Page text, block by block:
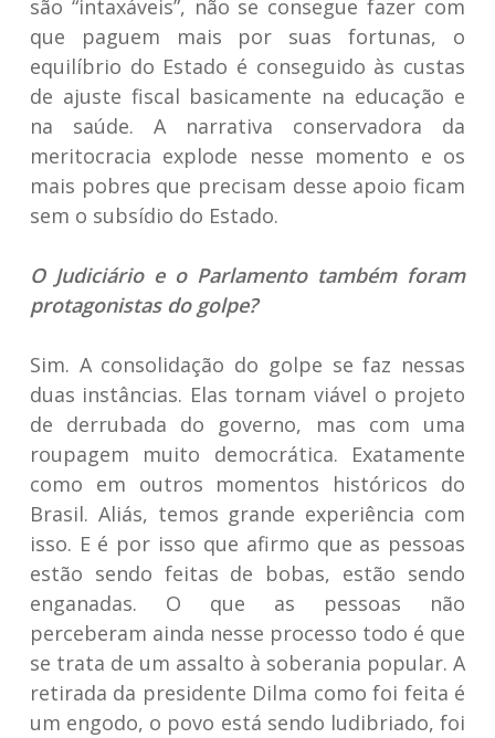
são “intaxáveis”, não se consegue fazer com
que paguem mais por suas fortunas, o
equilíbrio do Estado é conseguido às custas
de ajuste fiscal basicamente na educação e
na saúde. A narrativa conservadora da
meritocracia explode nesse momento e os
mais pobres que precisam desse apoio ficam
sem o subsídio do Estado.
O Judiciário e o Parlamento também foram
protagonistas do golpe?
Sim. A consolidação do golpe se faz nessas
duas instâncias. Elas tornam viável o projeto
de derrubada do governo, mas com uma
roupagem muito democrática. Exatamente
como em outros momentos históricos do
Brasil. Aliás, temos grande experiência com
isso. E é por isso que afirmo que as pessoas
estão sendo feitas de bobas, estão sendo
enganadas. O que as pessoas não
perceberam ainda nesse processo todo é que
se trata de um assalto à soberania popular. A
retirada da presidente Dilma como foi feita é
um engodo, o povo está sendo ludibriado, foi